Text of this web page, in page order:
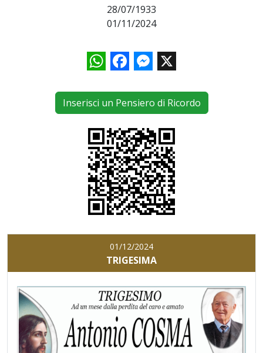
28/07/1933
01/11/2024
WhatsAppFacebookMessenger
X
Inserisci un Pensiero di Ricordo
01/12/2024
TRIGESIMA